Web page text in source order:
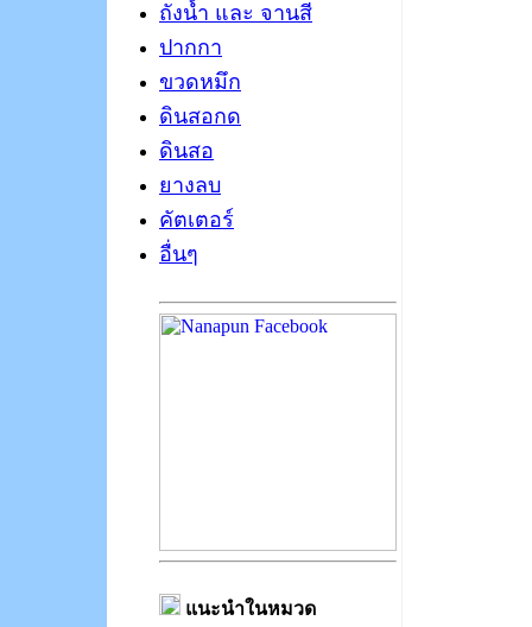
ถังน้ำ และ จานสี
ปากกา
ขวดหมึก
ดินสอกด
ดินสอ
ยางลบ
คัตเตอร์
อื่นๆ
แนะนำในหมวด